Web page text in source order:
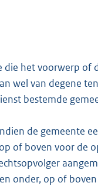
het voorwerp
wel van degene
bestemde
de gemeente
of boven voor de
onder, op of